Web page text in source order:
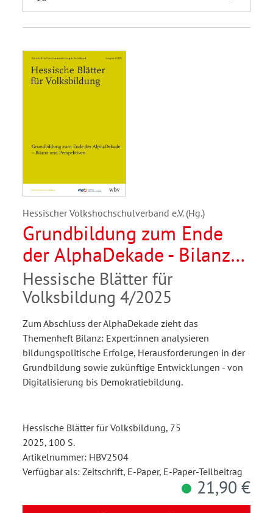
Hessischer Volkshochschulverband e.V. (Hg.)
Grundbildung zum Ende
der AlphaDekade - Bilanz
und Perspektiven
Hessische Blätter für
Volksbildung 4/2025
Zum Abschluss der AlphaDekade zieht das
Themenheft Bilanz: Expert:innen analysieren
bildungspolitische Erfolge, Herausforderungen in der
Grundbildung sowie zukünftige Entwicklungen - von
Digitalisierung bis Demokratiebildung.
Hessische Blätter für Volksbildung, 75
2025, 100 S.
Artikelnummer: HBV2504
Verfügbar als: Zeitschrift, E-Paper, E-Paper-Teilbeitrag
21,90 €